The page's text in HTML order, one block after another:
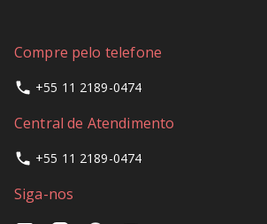
Compre pelo telefone
+55 11 2189-0474
Central de Atendimento
+55 11 2189-0474
Siga-nos